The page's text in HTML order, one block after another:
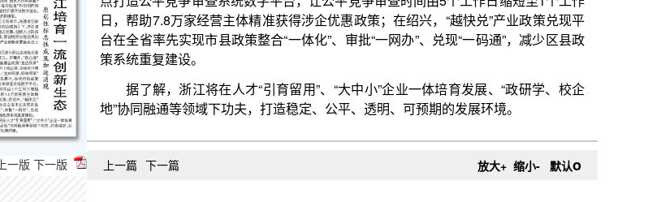
上一版 下一版
据了解，浙江将在人才“引育留用”、“大中小”企业一体培育发展、“政研学、校企
地”协同融通等领域下功夫，打造稳定、公平、透明、可预期的发展环境。
上一篇 下一篇 放大+ 缩小- 默认o